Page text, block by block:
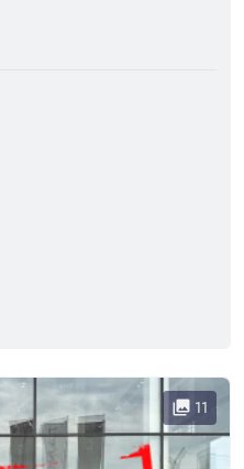
collections 11